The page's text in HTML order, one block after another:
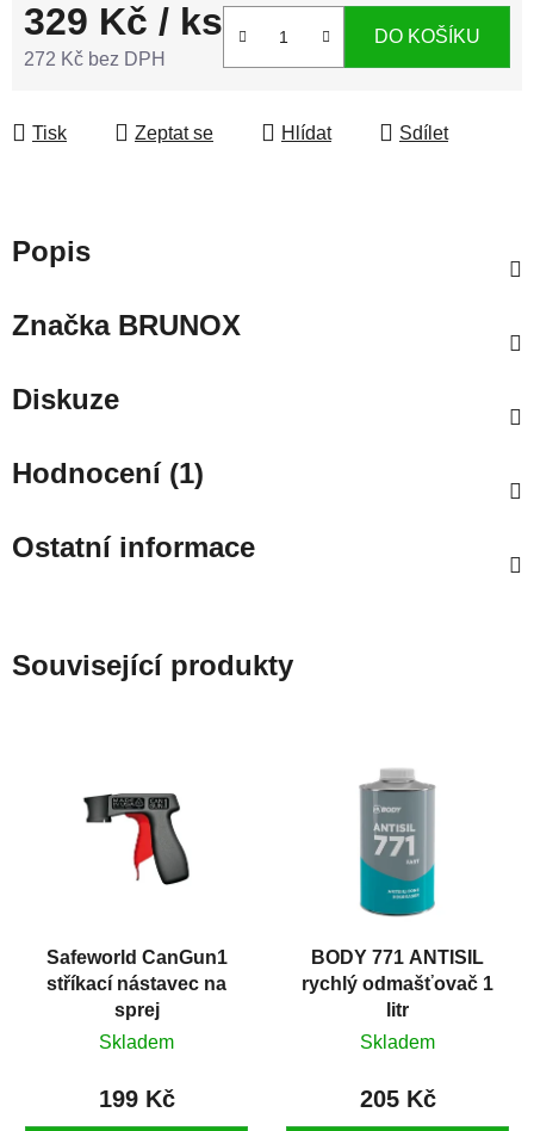
329 Kč / ks
272 Kč bez DPH
DO KOŠÍKU
Tisk Zeptat se Hlídat Sdílet
Popis
ZnačkaBRUNOX
Diskuze
Hodnocení (1)
Ostatní informace
Související produkty
Safeworld CanGun1
stříkací nástavec na
sprej
Skladem
199 Kč
BODY 771 ANTISIL
rychlý odmašťovač 1
litr
Skladem
205 Kč